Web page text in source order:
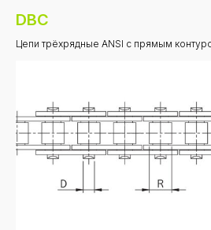
DBC
Цепи трёхрядные ANSI с прямым